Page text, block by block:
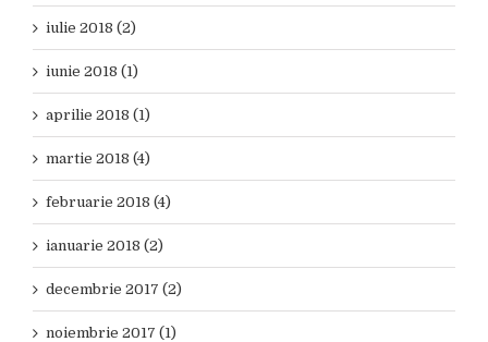
iulie 2018 (2)
iunie 2018 (1)
aprilie 2018 (1)
martie 2018 (4)
februarie 2018 (4)
ianuarie 2018 (2)
decembrie 2017 (2)
noiembrie 2017 (1)